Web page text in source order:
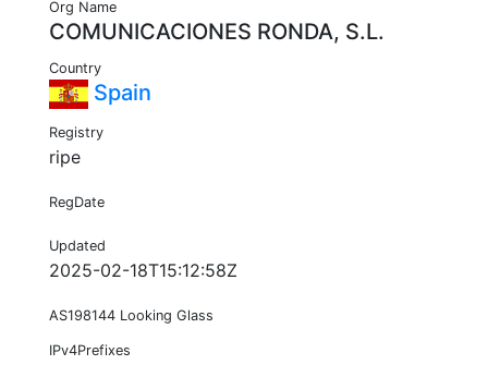
Org Name
COMUNICACIONES RONDA, S.L.
Country
Spain
Registry
ripe
RegDate
Updated
2025-02-18T15:12:58Z
AS198144 Looking Glass
IPv4Prefixes